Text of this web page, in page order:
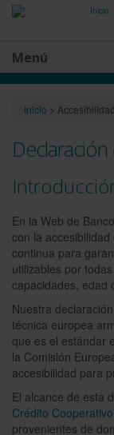
Menú
Inicio > Accesibilidad
En la Web de
con la
continua para
utilizables por
capacidades, edad
Nuestra
técnica europea
que es el estándar
la Comisión
accesibilidad para
El alcance de esta
Crédito Cooperativo
provenientes de